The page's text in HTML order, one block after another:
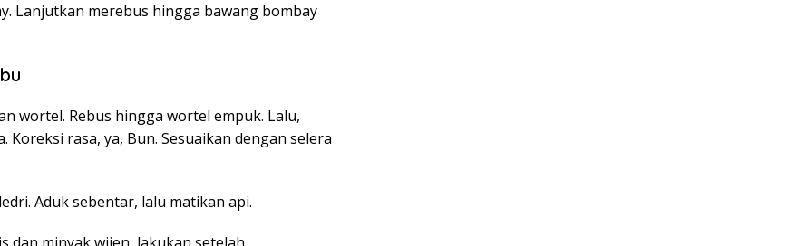
Lanjutkan merebus hingga bawang bombay
wortel. Rebus hingga wortel empuk. Lalu,
rasa, ya, Bun. Sesuaikan dengan selera
Aduk sebentar, lalu matikan api.